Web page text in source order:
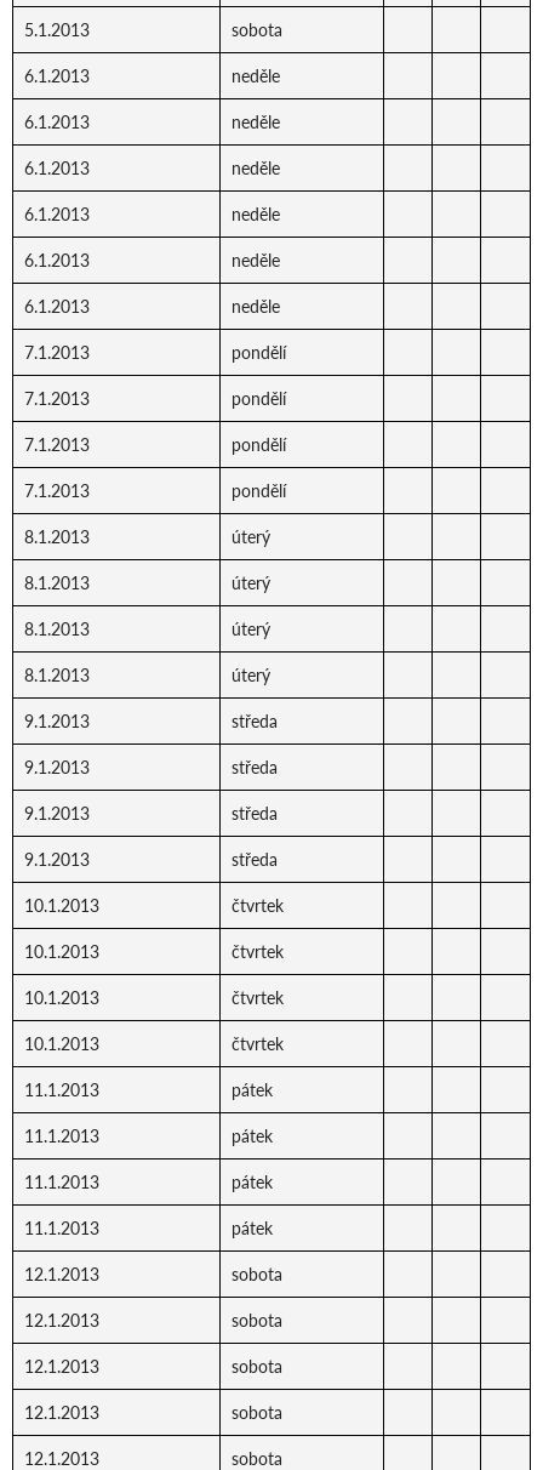
5.1.2013 sobota
6.1.2013 neděle
6.1.2013 neděle
6.1.2013 neděle
6.1.2013 neděle
6.1.2013 neděle
6.1.2013 neděle
7.1.2013 pondělí
7.1.2013 pondělí
7.1.2013 pondělí
7.1.2013 pondělí
8.1.2013 úterý
8.1.2013 úterý
8.1.2013 úterý
8.1.2013 úterý
9.1.2013 středa
9.1.2013 středa
9.1.2013 středa
9.1.2013 středa
10.1.2013 čtvrtek
10.1.2013 čtvrtek
10.1.2013 čtvrtek
10.1.2013 čtvrtek
11.1.2013 pátek
11.1.2013 pátek
11.1.2013 pátek
11.1.2013 pátek
12.1.2013 sobota
12.1.2013 sobota
12.1.2013 sobota
12.1.2013 sobota
12.1.2013 sobota